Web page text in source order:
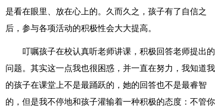
是看在眼里、放在心上的。久而久之，孩子有了自信之
后，参与各项活动的积极性会大大提高。
叮嘱孩子在校认真听老师讲课，积极回答老师提出的
问题。其实这一点我也很困惑，并一直在努力，我知道我
的孩子在课堂上不是最踊跃的，她的回答也不是最睿智
的，但是我不停地和孩子灌输着一种积极的态度：不管你